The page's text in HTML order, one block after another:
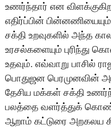
உணர்ந்தார் என
எதிர்ப்பின்
சக்தி உறவுகளில் அந்த
உரசல்களையும் புரிந்து
உதவும். எவ்வாறு பாசில்
பொதுஜன பெரமுனவின்
தேசிய மக்கள் சக்தி
பலத்தை வளர்த்துக்
ஆறாம் கட்டுரை அறகலய